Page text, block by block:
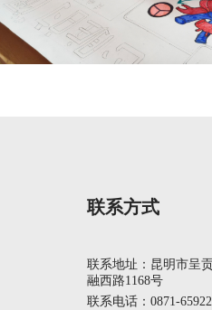
联系方式
联系地址：昆明市呈
融西路1168号
联系电话：0871-